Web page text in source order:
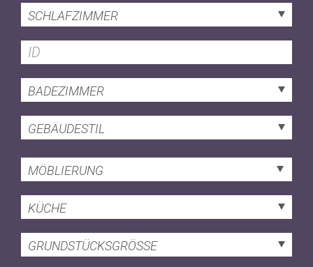
SCHLAFZIMMER
BADEZIMMER
GEBÄUDESTIL
MÖBLIERUNG
KÜCHE
GRUNDSTÜCKSGRÖSSE